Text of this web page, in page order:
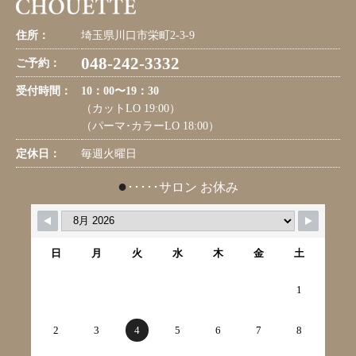
住所： 埼玉県川口市栄町2-3-9
ご予約： 048-242-3332
受付時間：
10：00〜19：30
（カットLO 19:00）
（パーマ･カラーLO 18:00）
定休日： 毎週火曜日
● ･････サロン お休み
日 月 火 水 木 金 土
1
2 3 4 5 6 7 8